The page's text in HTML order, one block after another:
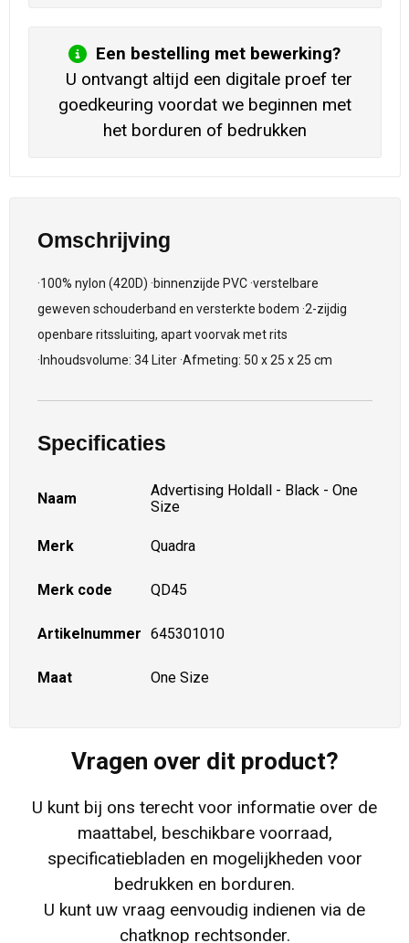
Een bestelling met bewerking?
U ontvangt altijd een digitale proef ter
goedkeuring voordat we beginnen met
het borduren of bedrukken
Omschrijving
·100% nylon (420D) ·binnenzijde PVC ·verstelbare
geweven schouderband en versterkte bodem ·2-zijdig
openbare ritssluiting, apart voorvak met rits
·Inhoudsvolume: 34 Liter ·Afmeting: 50 x 25 x 25 cm
Specificaties
Naam
Advertising Holdall - Black - One
Size
Merk Quadra
Merk code QD45
Artikelnummer 645301010
Maat One Size
Vragen over dit product?
U kunt bij ons terecht voor informatie over de
maattabel, beschikbare voorraad,
specificatiebladen en mogelijkheden voor
bedrukken en borduren.
U kunt uw vraag eenvoudig indienen via de
chatknop rechtsonder.